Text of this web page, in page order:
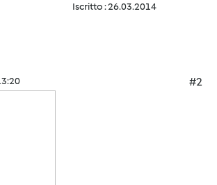
Iscritto : 26.03.2014
#2